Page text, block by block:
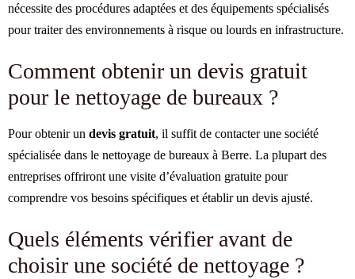
nécessite des procédures adaptées et des équipements spécialisés
pour traiter des environnements à risque ou lourds en infrastructure.
Comment obtenir un devis gratuit
pour le nettoyage de bureaux ?
Pour obtenir un devis gratuit, il suffit de contacter une société
spécialisée dans le nettoyage de bureaux à Berre. La plupart des
entreprises offriront une visite d’évaluation gratuite pour
comprendre vos besoins spécifiques et établir un devis ajusté.
Quels éléments vérifier avant de
choisir une société de nettoyage ?